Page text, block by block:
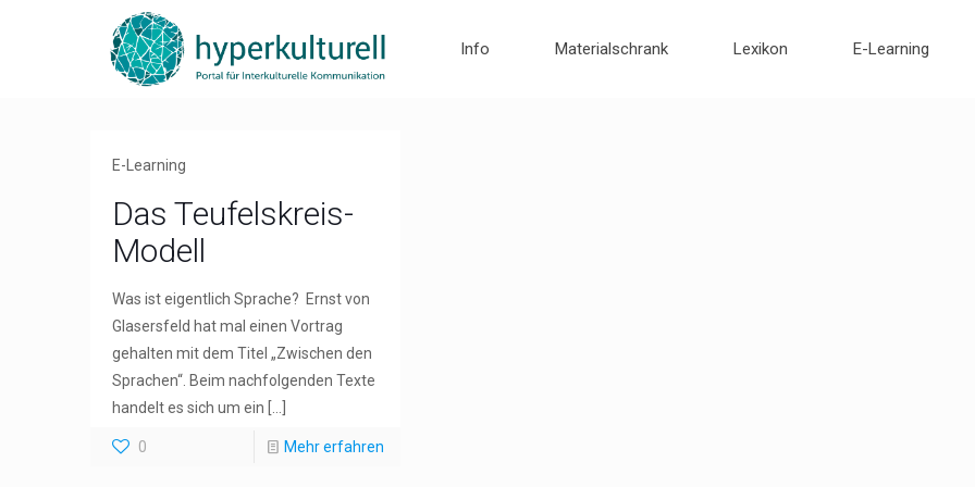
Info Materialschrank Lexikon E-Learning
E-Learning
Das Teufelskreis-
Modell
Was ist eigentlich Sprache? Ernst von
Glasersfeld hat mal einen Vortrag
gehalten mit dem Titel „Zwischen den
Sprachen“. Beim nachfolgenden Texte
handelt es sich um ein
0 Mehr erfahren